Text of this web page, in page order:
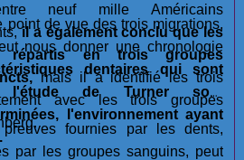
neuf mille Américains
il a également conclu que les
répartis en trois groupes
mais il a identifié les trois
avec les trois groupes
point de vue des trois migrations,
nous donner une chronologie
dentaires qui sont
l'étude de Turner sont
l'environnement ayant
fournies par les dents,
par les groupes sanguins, peut